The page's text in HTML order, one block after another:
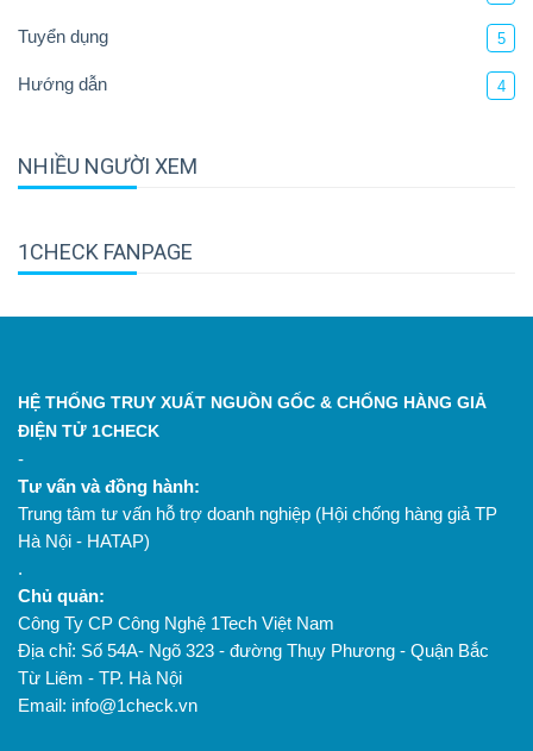
Tuyển dụng 5
Hướng dẫn 4
NHIỀU NGƯỜI XEM
1CHECK FANPAGE
HỆ THỐNG TRUY XUẤT NGUỒN GỐC & CHỐNG HÀNG GIẢ
ĐIỆN TỬ 1CHECK
-
Tư vấn và đồng hành:
Trung tâm tư vấn hỗ trợ doanh nghiệp (Hội chống hàng giả TP
Hà Nội - HATAP)
.
Chủ quản:
Công Ty CP Công Nghệ 1Tech Việt Nam
Địa chỉ: Số 54A- Ngõ 323 - đường Thụy Phương - Quận Bắc
Từ Liêm - TP. Hà Nội
Email: info@1check.vn